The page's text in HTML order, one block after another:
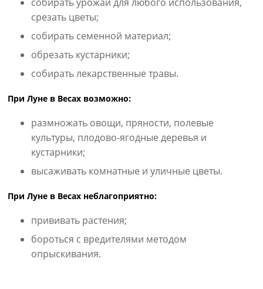
срезать цветы;
собирать семенной материал;
обрезать кустарники;
собирать лекарственные травы.
При Луне в Весах возможно:
размножать овощи, пряности, полевые
культуры, плодово-ягодные деревья и
кустарники;
высаживать комнатные и уличные цветы.
При Луне в Весах неблагоприятно:
прививать растения;
бороться с вредителями методом
опрыскивания.